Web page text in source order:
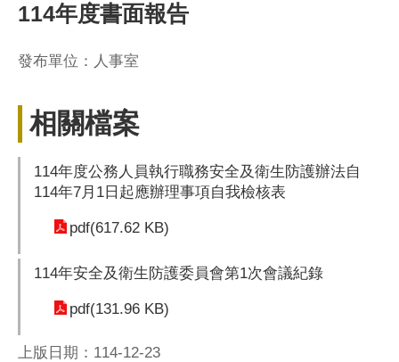
114年度書面報告
發布單位：人事室
相關檔案
114年度公務人員執行職務安全及衛生防護辦法自
114年7月1日起應辦理事項自我檢核表
pdf(617.62 KB)
114年安全及衛生防護委員會第1次會議紀錄
pdf(131.96 KB)
上版日期：114-12-23